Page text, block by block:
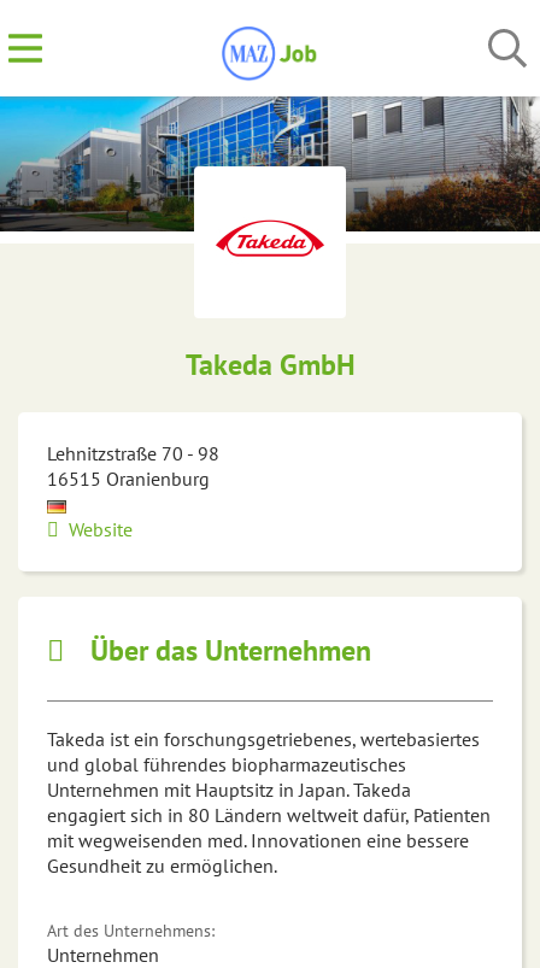
Takeda GmbH
Lehnitzstraße 70 - 98
16515 Oranienburg
Website
Über das Unternehmen
Takeda ist ein forschungsgetriebenes, wertebasiertes
und global führendes biopharmazeutisches
Unternehmen mit Hauptsitz in Japan. Takeda
engagiert sich in 80 Ländern weltweit dafür, Patienten
mit wegweisenden med. Innovationen eine bessere
Gesundheit zu ermöglichen.
Art des Unternehmens:
Unternehmen